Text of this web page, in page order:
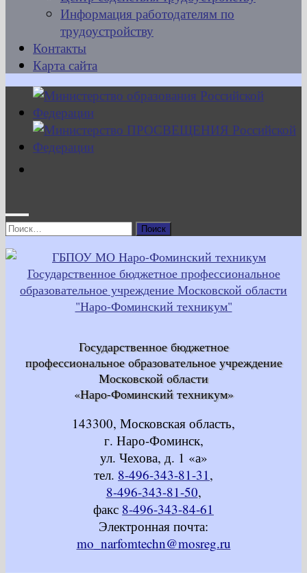
Информация работодателям по
трудоустройству
Контакты
Карта сайта
Найти:
Государственное бюджетное
профессиональное образовательное учреждение
Московской области
«Наро-Фоминский техникум»
143300, Московская область,
г. Наро-Фоминск,
ул. Чехова, д. 1 «а»
тел. 8-496-343-81-31,
8-496-343-81-50,
факс 8-496-343-84-61
Электронная почта:
mo_narfomtechn@mosreg.ru